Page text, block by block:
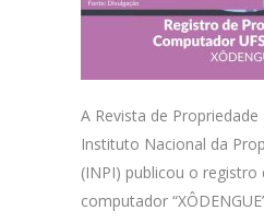
A Revista de
Instituto Nacional da
(INPI) publicou o
computador